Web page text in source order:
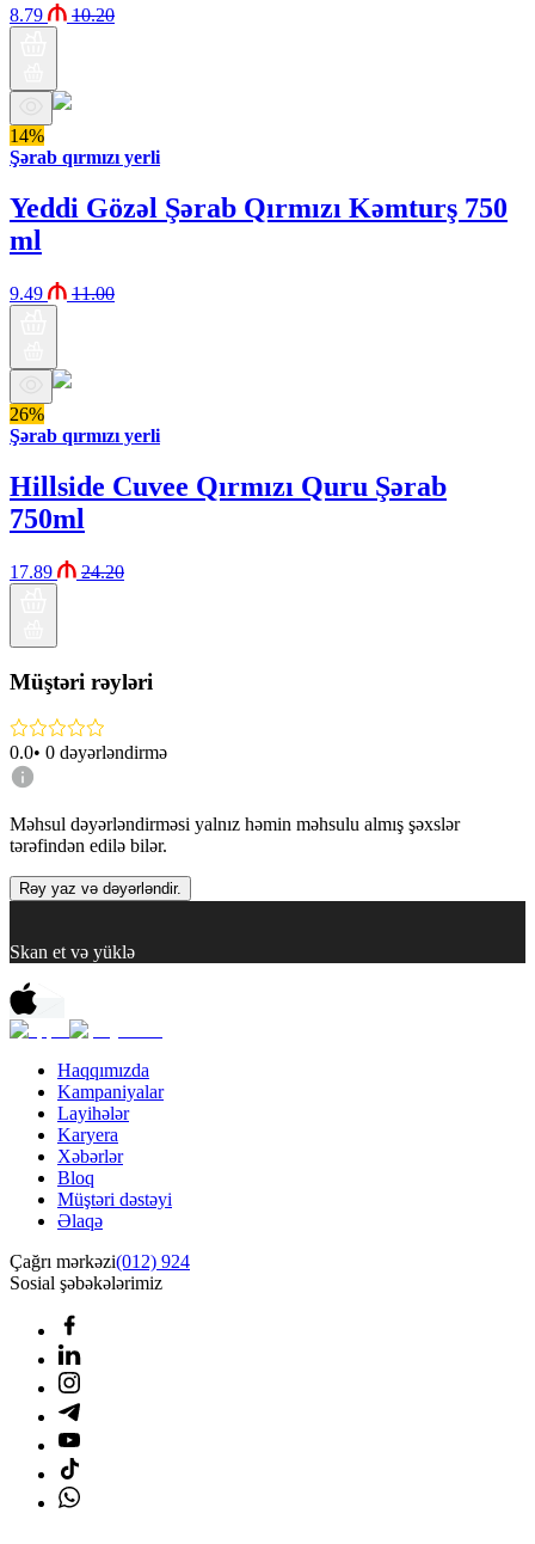
8.79 10.20
14%
Şərab qırmızı yerli
Yeddi Gözəl Şərab Qırmızı Kəmturş 750
ml
9.49 11.00
26%
Şərab qırmızı yerli
Hillside Cuvee Qırmızı Quru Şərab
750ml
17.89 24.20
Müştəri rəyləri
0.0• 0 dəyərləndirmə
Məhsul dəyərləndirməsi yalnız həmin məhsulu almış şəxslər
tərəfindən edilə bilər.
Rəy yaz və dəyərləndir.
Skan et və yüklə
Haqqımızda
Kampaniyalar
Layihələr
Karyera
Xəbərlər
Bloq
Müştəri dəstəyi
Əlaqə
Çağrı mərkəzi(012) 924
Sosial şəbəkələrimiz